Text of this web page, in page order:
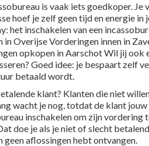
is vaak iets goedkoper.
hoef je zelf geen tijd en energie
het inschakelen van een
inOverijseVorderingen innen in
opkopen inAarschotWil jij ook
Goed idee: je bespaart zelf
betaald wordt.
klant? Klanten die niet
wacht je nog, totdat de klant
inschakelen om zijn vordering
doe je als je niet of slecht
aflossingen hebt ontvangen.